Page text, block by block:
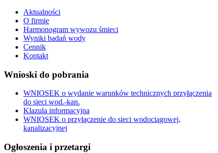
Aktualności
O firmie
Harmonogram wywozu śmieci
Wyniki badań wody
Cennik
Kontakt
Wnioski do pobrania
WNIOSEK o wydanie warunków technicznych przyłączenia
do sieci wod.-kan.
Klazula informacyjna
WNIOSEK o przyłączenie do sieci wodociągowej,
kanalizacyjnej
Ogłoszenia i przetargi